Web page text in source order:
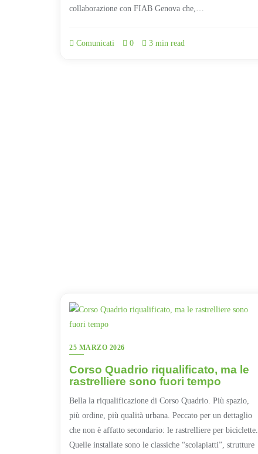
collaborazione con FIAB Genova che,…
Comunicati 0 3 min read
25 MARZO 2026
Corso Quadrio riqualificato, ma le
rastrelliere sono fuori tempo
Bella la riqualificazione di Corso Quadrio. Più spazio,
più ordine, più qualità urbana. Peccato per un dettaglio
che non è affatto secondario: le rastrelliere per biciclette.
Quelle installate sono le classiche “scolapiatti”, strutture